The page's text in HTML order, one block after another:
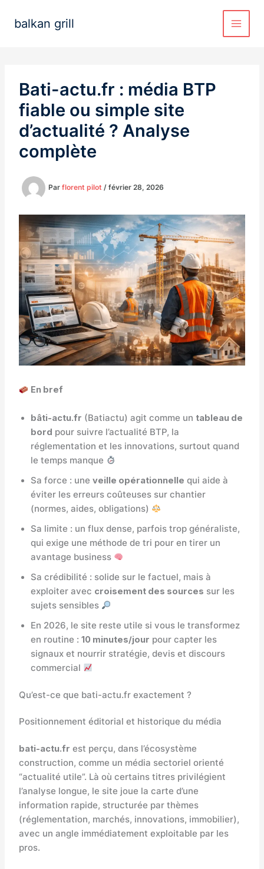
balkan grill
Bati-actu.fr : média BTP
fiable ou simple site
d’actualité ? Analyse
complète
Par florent pilot / février 28, 2026
En bref
bâti-actu.fr (Batiactu) agit comme un tableau de
bord pour suivre l’actualité BTP, la
réglementation et les innovations, surtout quand
le temps manque
Sa force : une veille opérationnelle qui aide à
éviter les erreurs coûteuses sur chantier
(normes, aides, obligations)
Sa limite : un flux dense, parfois trop généraliste,
qui exige une méthode de tri pour en tirer un
avantage business
Sa crédibilité : solide sur le factuel, mais à
exploiter avec croisement des sources sur les
sujets sensibles
En 2026, le site reste utile si vous le transformez
en routine : 10 minutes/jour pour capter les
signaux et nourrir stratégie, devis et discours
commercial
Qu’est-ce que bati-actu.fr exactement ?
Positionnement éditorial et historique du média
bati-actu.fr est perçu, dans l’écosystème
construction, comme un média sectoriel orienté
“actualité utile”. Là où certains titres privilégient
l’analyse longue, le site joue la carte d’une
information rapide, structurée par thèmes
(réglementation, marchés, innovations, immobilier),
avec un angle immédiatement exploitable par les
pros.